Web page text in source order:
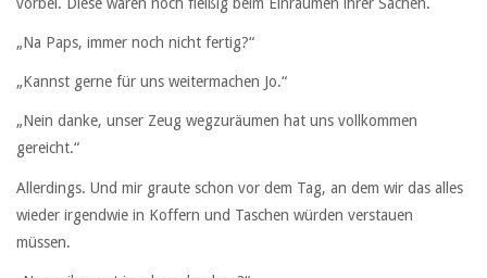
„Na Paps, immer noch nicht fertig?“
„Kannst gerne für uns weitermachen Jo.“
„Nein danke, unser Zeug wegzuräumen hat uns vollkommen
gereicht.“
Allerdings. Und mir graute schon vor dem Tag, an dem wir das alles
wieder irgendwie in Koffern und Taschen würden verstauen
müssen.